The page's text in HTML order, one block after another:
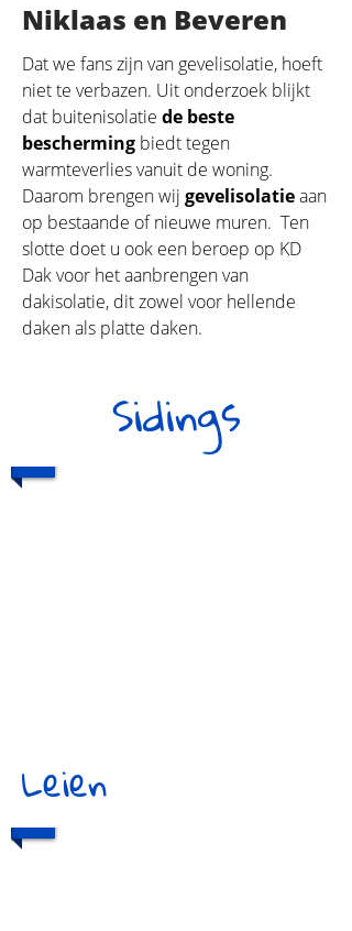
Niklaas en Beveren
Dat we fans zijn van gevelisolatie, hoeft
niet te verbazen. Uit onderzoek blijkt
dat buitenisolatie de beste
bescherming biedt tegen
warmteverlies vanuit de woning.
Daarom brengen wij gevelisolatieaan
op bestaande of nieuwe muren. Ten
slotte doet u ook een beroep op KD
Dak voor het aanbrengen van
dakisolatie, dit zowel voor hellende
daken als platte daken.
Sidings
Leien